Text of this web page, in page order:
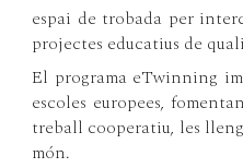
espai de trobada per
projectes educatius de
El programa eTwinning
escoles europees,
treball cooperatiu, les
món.